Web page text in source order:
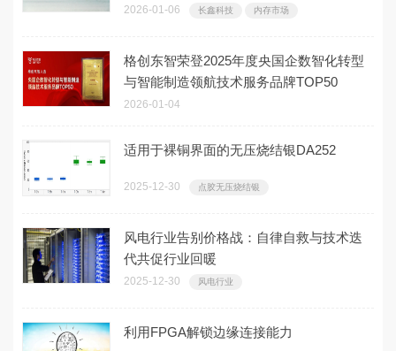
2026-01-06 长鑫科技 内存市场
格创东智荣登2025年度央国企数智化转型
与智能制造领航技术服务品牌TOP50
2026-01-04
适用于裸铜界面的无压烧结银DA252
2025-12-30 点胶无压烧结银
风电行业告别价格战：自律自救与技术迭
代共促行业回暖
2025-12-30 风电行业
利用FPGA解锁边缘连接能力